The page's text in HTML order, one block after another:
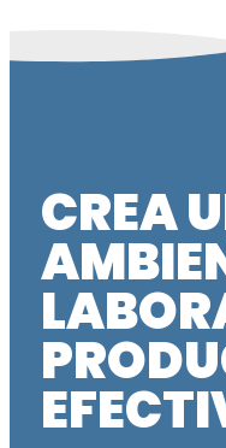
CREA